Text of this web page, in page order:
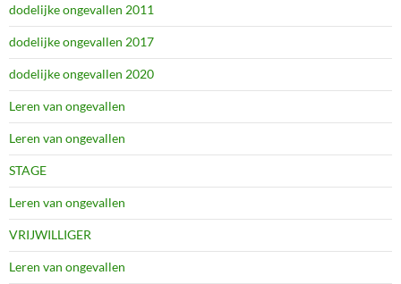
dodelijke ongevallen 2011
dodelijke ongevallen 2017
dodelijke ongevallen 2020
Leren van ongevallen
Leren van ongevallen
STAGE
Leren van ongevallen
VRIJWILLIGER
Leren van ongevallen